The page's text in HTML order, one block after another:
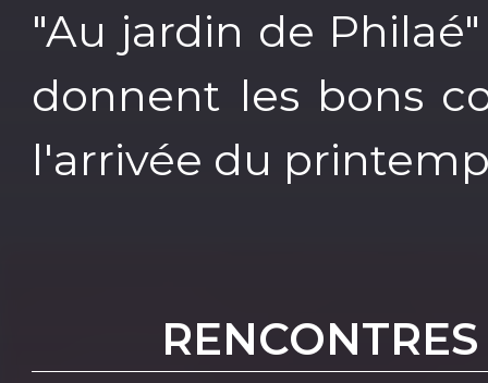
"Au jardin de
donnent les bons
l'arrivée du